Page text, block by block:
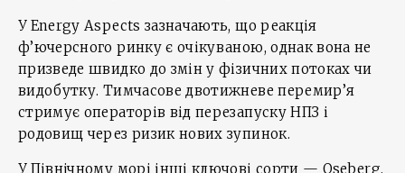
У Energy Aspects зазначають, що реакція
ф’ючерсного ринку є очікуваною, однак вона не
призведе швидко до змін у фізичних потоках чи
видобутку. Тимчасове двотижневе перемир’я
стримує операторів від перезапуску НПЗ і
родовищ через ризик нових зупинок.
У Північному морі інші ключові сорти — Oseberg,